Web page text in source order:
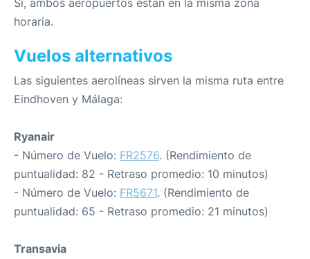
Sí, ambos aeropuertos están en la misma zona
horaria.
Vuelos alternativos
Las siguientes aerolíneas sirven la misma ruta entre
Eindhoven y Málaga:
Ryanair
- Número de Vuelo: FR2576. (Rendimiento de
puntualidad: 82 - Retraso promedio: 10 minutos)
- Número de Vuelo: FR5671. (Rendimiento de
puntualidad: 65 - Retraso promedio: 21 minutos)
Transavia